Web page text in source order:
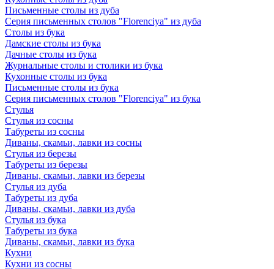
Письменные столы из дуба
Серия письменных столов "Florenciya" из дуба
Столы из бука
Дамские столы из бука
Дачные столы из бука
Журнальные столы и столики из бука
Кухонные столы из бука
Письменные столы из бука
Серия письменных столов "Florenciya" из бука
Стулья
Стулья из сосны
Табуреты из сосны
Диваны, скамьи, лавки из сосны
Стулья из березы
Табуреты из березы
Диваны, скамьи, лавки из березы
Стулья из дуба
Табуреты из дуба
Диваны, скамьи, лавки из дуба
Стулья из бука
Табуреты из бука
Диваны, скамьи, лавки из бука
Кухни
Кухни из сосны